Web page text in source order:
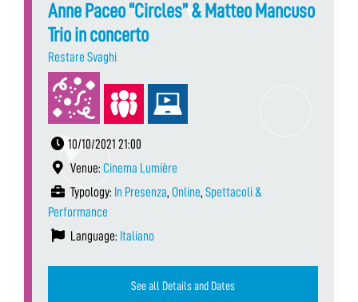
Anne Paceo “Circles” & Matteo Mancuso
Trio in concerto
Restare Svaghi
10/10/2021 21:00
Venue: Cinema Lumière
Typology: In Presenza, Online, Spettacoli &
Performance
Language: Italiano
See all Details and Dates